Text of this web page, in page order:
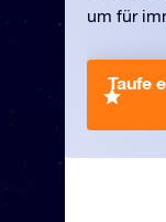
um für
Taufe